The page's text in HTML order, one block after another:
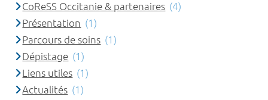
CoReSS Occitanie & partenaires (4)
Présentation (1)
Parcours de soins (1)
Dépistage (1)
Liens utiles (1)
Actualités (1)